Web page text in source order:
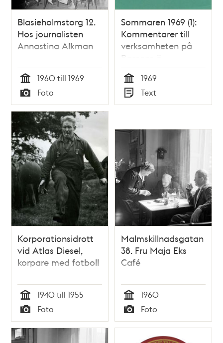
Blasieholmstorg 12.
Hos journalisten
Annastina Alkman
Tid
1960 till 1969
Typ
Foto
Sommaren 1969 (1):
Kommentarer till
verksamheten på
Barnens ö
Tid
1969
Typ
Text
Korporationsidrott
vid Atlas Diesel,
korpare med fotboll
Tid
1940 till 1955
Typ
Foto
Malmskillnadsgatan
38. Fru Maja Eks
Café
Tid
1960
Typ
Foto